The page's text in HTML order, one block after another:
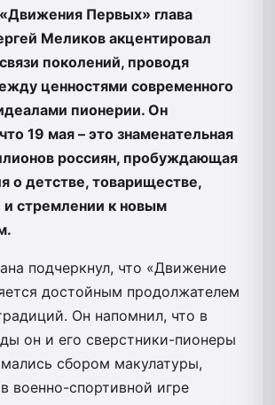
Первых» глава
Меликов акцентировал
поколений, проводя
ценностями современного
пионерии. Он
19 мая – это знаменательная
россиян, пробуждающая
о детстве, товариществе,
и стремлении к новым
подчеркнул, что «Движение
достойным продолжателем
Он напомнил, что в
он и его сверстники-пионеры
сбором макулатуры,
военно-спортивной игре